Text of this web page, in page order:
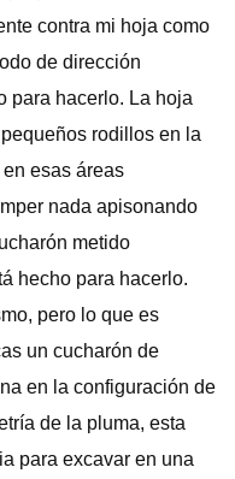
contra mi hoja como
de dirección
para hacerlo. La hoja
rodillos en la
esas áreas
nada apisonando
metido
hecho para hacerlo.
pero lo que es
un cucharón de
en la configuración de
de la pluma, esta
para excavar en una